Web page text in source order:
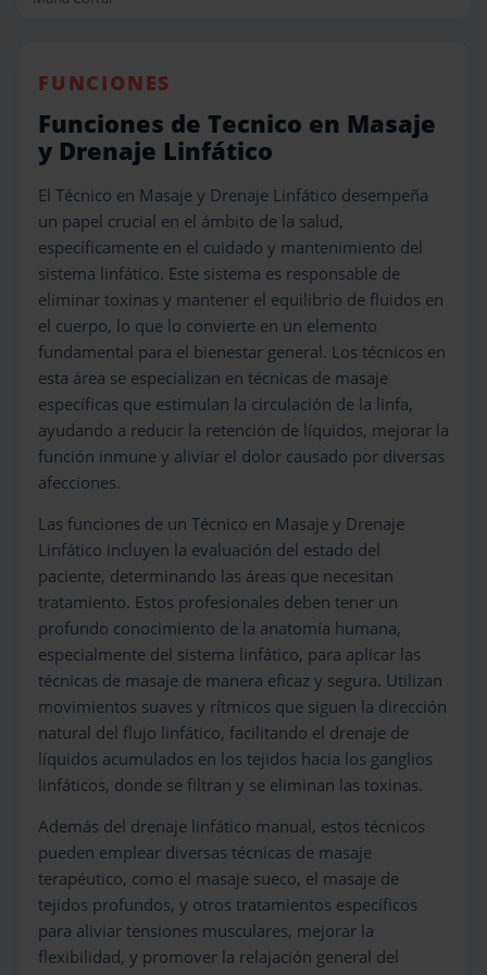
FUNCIONES
Funciones de Tecnico en Masaje
y Drenaje Linfático
El Técnico en Masaje y Drenaje Linfático desempeña
un papel crucial en el ámbito de la salud,
específicamente en el cuidado y mantenimiento del
sistema linfático. Este sistema es responsable de
eliminar toxinas y mantener el equilibrio de fluidos en
el cuerpo, lo que lo convierte en un elemento
fundamental para el bienestar general. Los técnicos en
esta área se especializan en técnicas de masaje
específicas que estimulan la circulación de la linfa,
ayudando a reducir la retención de líquidos, mejorar la
función inmune y aliviar el dolor causado por diversas
afecciones.
Las funciones de un Técnico en Masaje y Drenaje
Linfático incluyen la evaluación del estado del
paciente, determinando las áreas que necesitan
tratamiento. Estos profesionales deben tener un
profundo conocimiento de la anatomía humana,
especialmente del sistema linfático, para aplicar las
técnicas de masaje de manera eficaz y segura. Utilizan
movimientos suaves y rítmicos que siguen la dirección
natural del flujo linfático, facilitando el drenaje de
líquidos acumulados en los tejidos hacia los ganglios
linfáticos, donde se filtran y se eliminan las toxinas.
Además del drenaje linfático manual, estos técnicos
pueden emplear diversas técnicas de masaje
terapéutico, como el masaje sueco, el masaje de
tejidos profundos, y otros tratamientos específicos
para aliviar tensiones musculares, mejorar la
flexibilidad, y promover la relajación general del